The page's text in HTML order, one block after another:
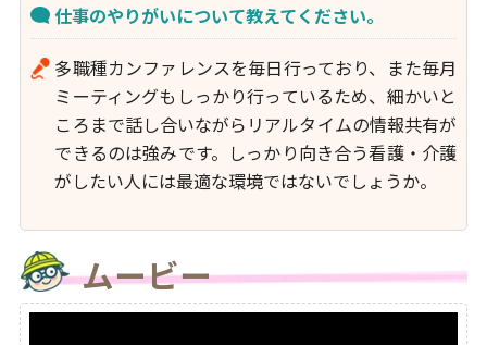
仕事のやりがいについて教えてください。
多職種カンファレンスを毎日行っており、また毎月
ミーティングもしっかり行っているため、細かいと
ころまで話し合いながらリアルタイムの情報共有が
できるのは強みです。しっかり向き合う看護・介護
がしたい人には最適な環境ではないでしょうか。
ムービー